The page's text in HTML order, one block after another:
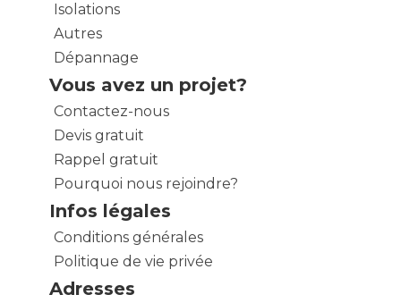
Isolations
Autres
Dépannage
Vous avez un projet?
Contactez-nous
Devis gratuit
Rappel gratuit
Pourquoi nous rejoindre?
Infos légales
Conditions générales
Politique de vie privée
Adresses